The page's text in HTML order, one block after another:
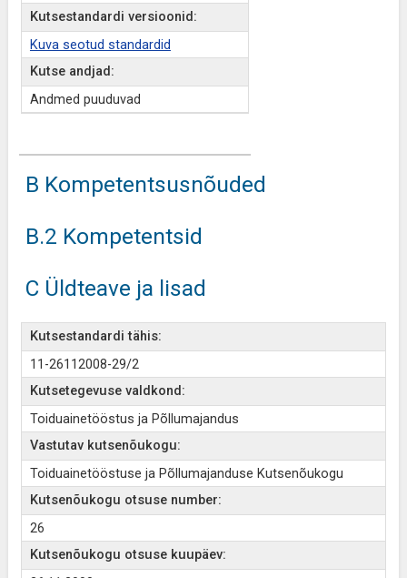
Kutsestandardi versioonid:
Kuva seotud standardid
Kutse andjad:
Andmed puuduvad
B Kompetentsusnõuded
B.2 Kompetentsid
C Üldteave ja lisad
Kutsestandardi tähis:
11-26112008-29/2
Kutsetegevuse valdkond:
Toiduainetööstus ja Põllumajandus
Vastutav kutsenõukogu:
Toiduainetööstuse ja Põllumajanduse Kutsenõukogu
Kutsenõukogu otsuse number:
26
Kutsenõukogu otsuse kuupäev: